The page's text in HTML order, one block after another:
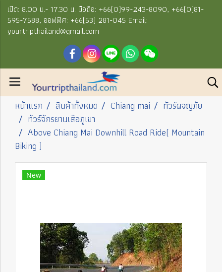
เปิด: 8.00 น.- 17.30 น. มือถือ: +66(0)99-243-8090, +66(0)81-
595-7588, ออฟฟิศ: +66(53) 281-045 Email:
yourtripthailand@gmail.com
หน้าแรก สินค้าทั้งหมด Chiang mai
ทัวร์ผจญภัย
ทัวร์จักรยานเสือภูเขา
Above Chiang Mai Downhill Road Ride( Mountain
Biking )
New